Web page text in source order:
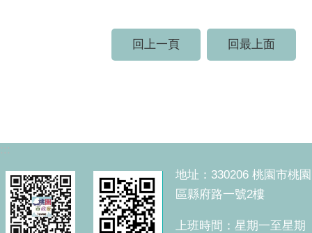
回上一頁 回最上面
:::
地址：330206 桃園市桃園
區縣府路一號2樓
上班時間：星期一至星期